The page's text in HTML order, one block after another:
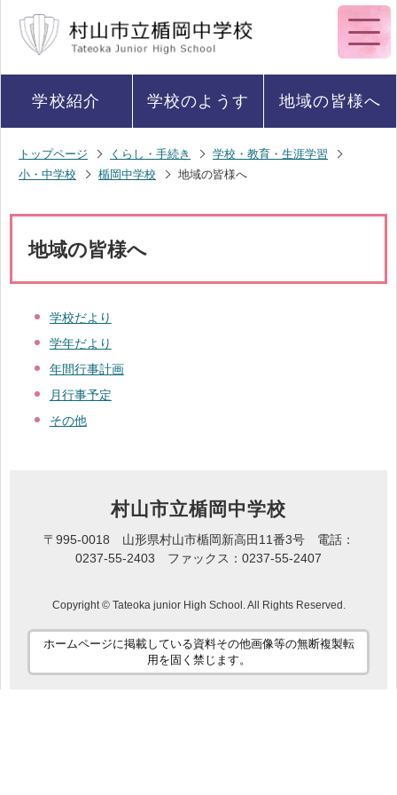
学校紹介 学校のようす 地域の皆様へ
トップページ くらし・手続き
学校・教育・生涯学習
小・中学校
楯岡中学校 地域の皆様へ
地域の皆様へ
学校だより
学年だより
年間行事計画
月行事予定
その他
村山市立楯岡中学校
〒995-0018 山形県村山市楯岡新高田11番3号 電話：
0237-55-2403 ファックス：0237-55-2407
Copyright © Tateoka junior High School. All Rights Reserved.
ホームページに掲載している資料その他画像等の無断複製転
用を固く禁じます。